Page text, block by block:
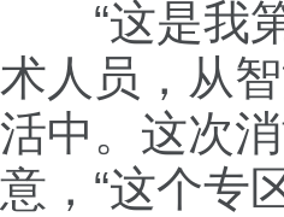
“这是我第
术人员，从
活中。这次
意，“这个专